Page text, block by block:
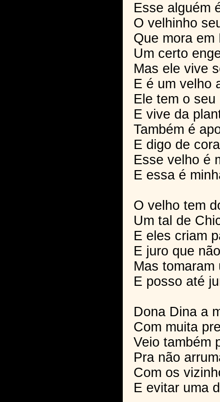
Esse alguém
O velhinho
Que mora em
Um certo
Mas ele vive
E é um velho
Ele tem o seu
E vive da
Também é
E digo de
Esse velho é
E essa é
O velho tem
Um tal de
E eles criam
E juro que
Mas tomaram
E posso até
Dona Dina a
Com muita
Veio também
Pra não
Com os
E evitar uma